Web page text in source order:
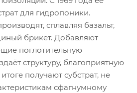
для гидропоники.
сплавляя базальт,
брикет. Добавляют
поглотительную
структуру, благоприятную
получают субстрат, не
сфагнумному